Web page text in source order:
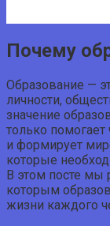
Почему
Образование —
личности,
значение
только
и формирует
которые
В этом посте мы
которым
жизни каждого